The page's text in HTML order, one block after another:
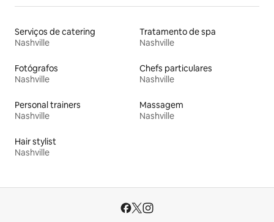
Serviços de catering
Nashville
Tratamento de spa
Nashville
Fotógrafos
Nashville
Chefs particulares
Nashville
Personal trainers
Nashville
Massagem
Nashville
Hair stylist
Nashville